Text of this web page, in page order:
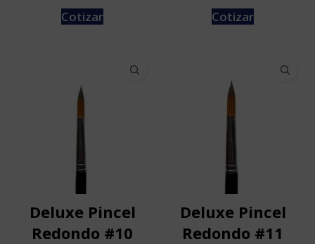
Cotizar Cotizar
Deluxe Pincel
Redondo #10
Deluxe Pincel
Redondo #11